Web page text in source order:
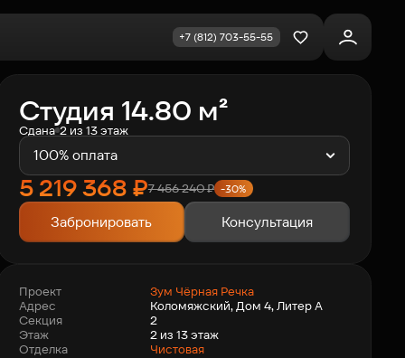
+7 (812) 703-55-55
Студия 14.80 м²
Сдана 2 из 13 этаж
100% оплата
5 219 368 ₽7 456 240₽ -30%
Забронировать Консультация
Проект
Зум Чёрная Речка
Адрес
Коломяжский, Дом 4, Литер А
Секция
2
Этаж
2 из 13 этаж
Отделка
Чистовая